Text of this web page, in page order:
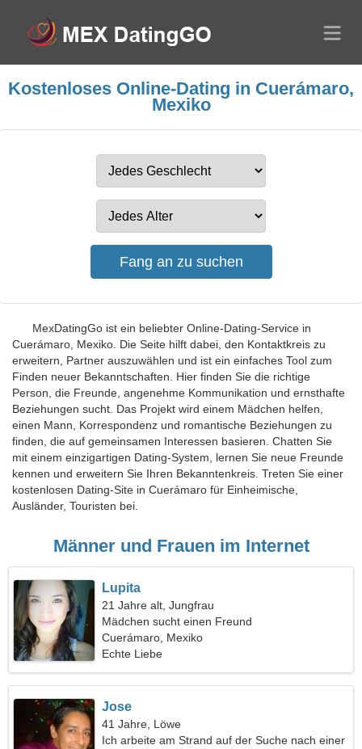
Kostenloses Online-Dating in Cuerámaro,
Mexiko
MexDatingGo ist ein beliebter Online-Dating-Service in
Cuerámaro, Mexiko. Die Seite hilft dabei, den Kontaktkreis zu
erweitern, Partner auszuwählen und ist ein einfaches Tool zum
Finden neuer Bekanntschaften. Hier finden Sie die richtige
Person, die Freunde, angenehme Kommunikation und ernsthafte
Beziehungen sucht. Das Projekt wird einem Mädchen helfen,
einen Mann, Korrespondenz und romantische Beziehungen zu
finden, die auf gemeinsamen Interessen basieren. Chatten Sie
mit einem einzigartigen Dating-System, lernen Sie neue Freunde
kennen und erweitern Sie Ihren Bekanntenkreis. Treten Sie einer
kostenlosen Dating-Site in Cuerámaro für Einheimische,
Ausländer, Touristen bei.
Männer und Frauen im Internet
Lupita
21 Jahre alt, Jungfrau
Mädchen sucht einen Freund
Cuerámaro, Mexiko
Echte Liebe
Jose
41 Jahre, Löwe
Ich arbeite am Strand auf der Suche nach einer